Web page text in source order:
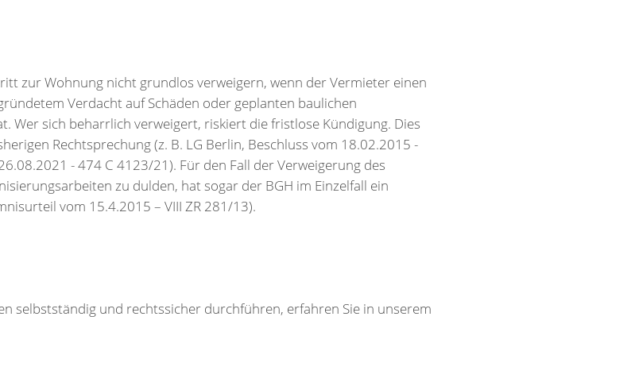
zur Wohnung nicht grundlos verweigern, wenn der Vermieter einen
Verdacht auf Schäden oder geplanten baulichen
Wer sich beharrlich verweigert, riskiert die fristlose Kündigung. Dies
Rechtsprechung (z. B. LG Berlin, Beschluss vom 18.02.2015 -
- 474 C 4123/21). Für den Fall der Verweigerung des
zu dulden, hat sogar der BGH im Einzelfall ein
vom 15.4.2015 – VIII ZR 281/13).
selbstständig und rechtssicher durchführen, erfahren Sie in unserem